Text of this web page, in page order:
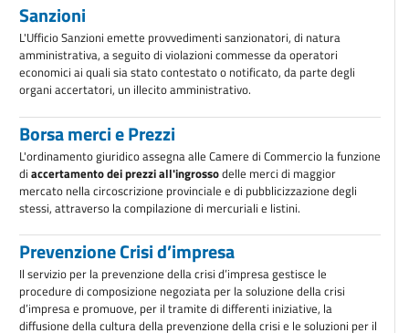
Sanzioni
L'Ufficio Sanzioni emette provvedimenti sanzionatori, di natura
amministrativa, a seguito di violazioni commesse da operatori
economici ai quali sia stato contestato o notificato, da parte degli
organi accertatori, un illecito amministrativo.
Borsa merci e Prezzi
L'ordinamento giuridico assegna alle Camere di Commercio la funzione
di accertamento dei prezzi all'ingrossodelle merci di maggior
mercato nella circoscrizione provinciale e di pubblicizzazione degli
stessi, attraverso la compilazione di mercuriali e listini.
Prevenzione Crisi d’impresa
Il servizio per la prevenzione della crisi d’impresa gestisce le
procedure di composizione negoziata per la soluzione della crisi
d’impresa e promuove, per il tramite di differenti iniziative, la
diffusione della cultura della prevenzione della crisi e le soluzioni per il